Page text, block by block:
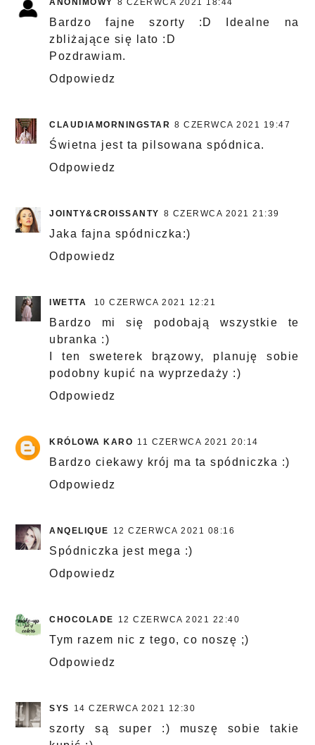
ANONIMOWY 8 CZERWCA 2021 18:44
Bardzo fajne szorty :D Idealne na
zbliżające się lato :D
Pozdrawiam.
Odpowiedz
CLAUDIAMORNINGSTAR 8 CZERWCA 2021 19:47
Świetna jest ta pilsowana spódnica.
Odpowiedz
JOINTY&CROISSANTY 8 CZERWCA 2021 21:39
Jaka fajna spódniczka:)
Odpowiedz
IWETTA 10 CZERWCA 2021 12:21
Bardzo mi się podobają wszystkie te
ubranka :)
I ten sweterek brązowy, planuję sobie
podobny kupić na wyprzedaży :)
Odpowiedz
KRÓLOWA KARO 11 CZERWCA 2021 20:14
Bardzo ciekawy krój ma ta spódniczka :)
Odpowiedz
ANQELIQUE 12 CZERWCA 2021 08:16
Spódniczka jest mega :)
Odpowiedz
CHOCOLADE 12 CZERWCA 2021 22:40
Tym razem nic z tego, co noszę ;)
Odpowiedz
SYS 14 CZERWCA 2021 12:30
szorty są super :) muszę sobie takie